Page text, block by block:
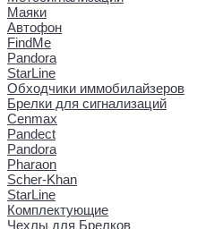
Маяки
Автофон
FindMe
Pandora
StarLine
Обходчики иммобилайзеров
Брелки для сигнализаций
Cenmax
Pandect
Pandora
Pharaon
Scher-Khan
StarLine
Комплектующие
Чехлы для Брелков